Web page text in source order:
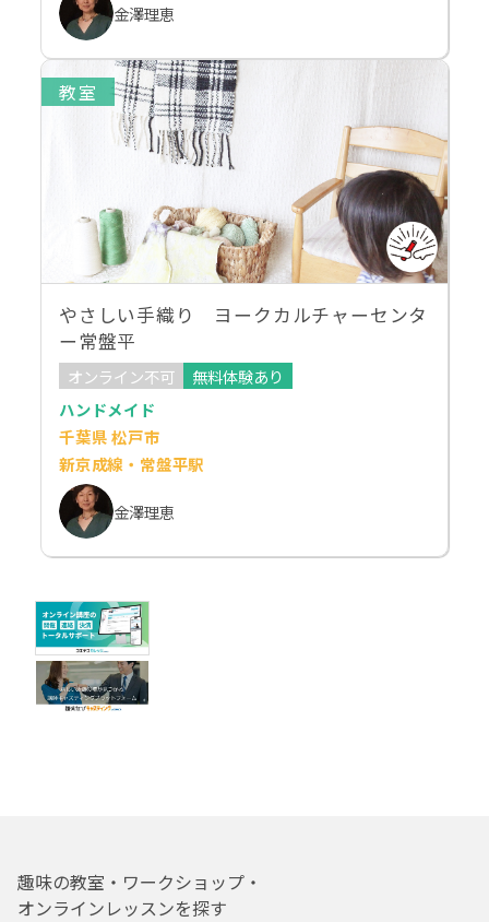
金澤理恵
教室
やさしい手織り ヨークカルチャーセンタ
ー常盤平
オンライン不可
無料体験あり
ハンドメイド
千葉県 松戸市
新京成線・常盤平駅
金澤理恵
趣味の教室・ワークショップ・
オンラインレッスンを探す